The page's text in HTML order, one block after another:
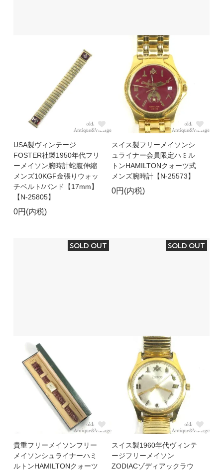
USA製ヴィンテージ
FOSTER社製1950年代フリ
ーメイソン腕時計蛇腹伸縮
メンズ10KGF金張りウォッ
チベルト/バンド【17mm】
【N-25805】
0円(内税)
スイス製フリーメイソンシ
ュライナー会員限定ハミル
トンHAMILTONクォーツ式
メンズ腕時計【N-25573】
0円(内税)
SOLD OUT
貴重フリーメイソンフリー
メイソンシュライナーハミ
ルトンHAMILTONクォーツ
SOLD OUT
スイス製1960年代ヴィンテ
ージフリーメイソン
ZODIACゾディアックラウ